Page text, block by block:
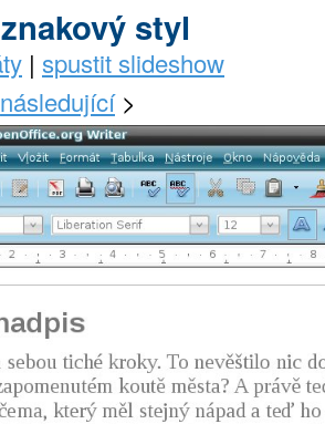
styl
| spustit slideshow
následující>